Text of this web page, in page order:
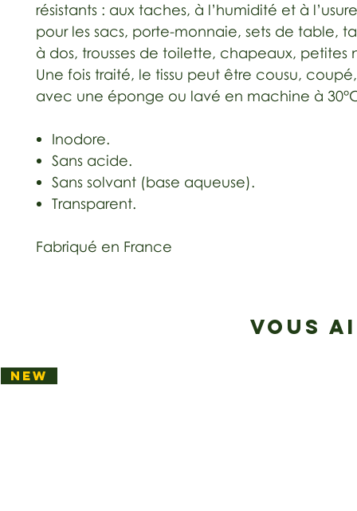
résistants : aux taches, à l’humidité et à
pour les sacs, porte-monnaie, sets de table,
à dos, trousses de toilette, chapeaux,
Une fois traité, le tissu peut être cousu,
avec une éponge ou lavé en machine à
Inodore.
Sans acide.
Sans solvant (base aqueuse).
Transparent.
Fabriqué en France
VOUS
NEW